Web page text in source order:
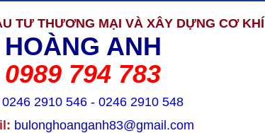
TƯ THƯƠNG MẠI VÀ XÂY DỰNG CƠ KHÍ
HOÀNG ANH
0989 794 783
0246 2910 546 - 0246 2910 548
bulonghoanganh83@gmail.com